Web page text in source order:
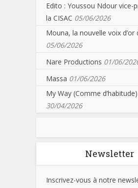
Edito : Youssou Ndour vice-
la CISAC 05/06/2026
Mouna, la nouvelle voix d’or
05/06/2026
Nare Productions 01/06/
Massa 01/06/2026
My Way (Comme d’habitude)
30/04/2026
Newsletter
Inscrivez-vous à notre